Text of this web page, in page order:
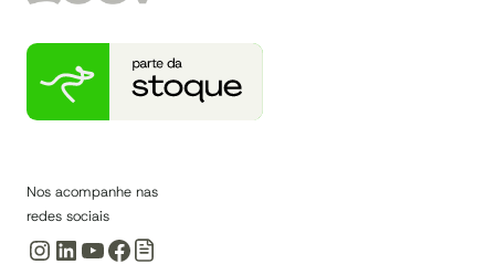
Nos acompanhe nas
redes sociais
Instagram
LinkedIn
Youtube
Facebook